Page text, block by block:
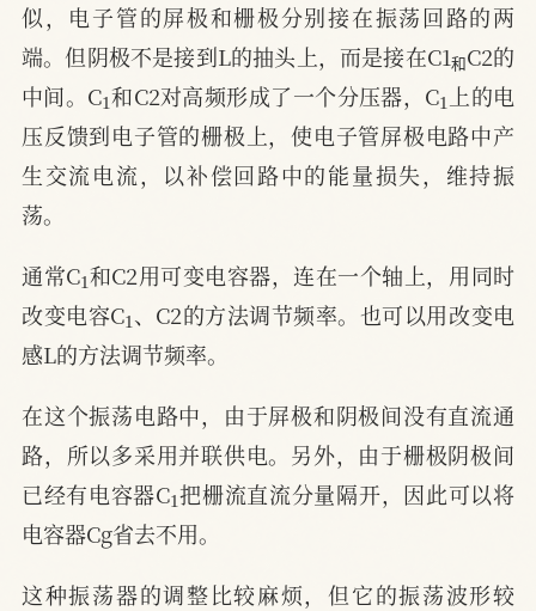
似，电子管的屏极和栅极分别接在振荡回路的两
端。但阴极不是接到L的抽头上，而是接在C1和
和C2的
中间。C1和C2对高频形成了一个分压器，C1上的电
压反馈到电子管的栅极上，使电子管屏极电路中产
生交流电流，以补偿回路中的能量损失，维持振
荡。
通常C 和C2用可变电容器，连在一个轴上，用同时
改变电容C1、C2的方法调节频率。也可以用改变电
感L的方法调节频率。
在这个振荡电路中，由于屏极和阴极间没有直流通
路，所以多采用并联供电。另外，由于栅极阴极间
已经有电容器C1把栅流直流分量隔开，因此可以将
电容器Cg省去不用。
这种振荡器的调整比较麻烦，但它的振荡波形较